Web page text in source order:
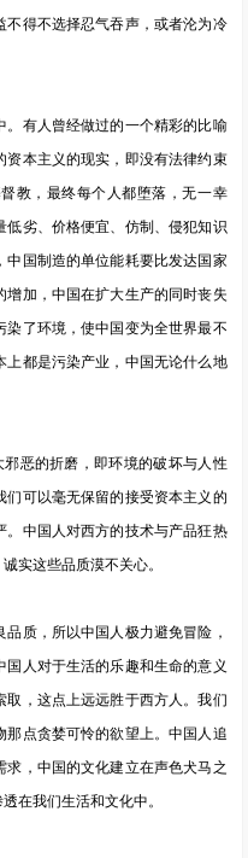
得不选择忍气吞声，或者沦为冷
有人曾经做过的一个精彩的比喻
本主义的现实，即没有法律约束
教，最终每个人都堕落，无一幸
劣、价格便宜、仿制、侵犯知识
国制造的单位能耗要比发达国家
增加，中国在扩大生产的同时丧失
了环境，使中国变为全世界最不
都是污染产业，中国无论什么地
恶的折磨，即环境的破坏与人性
可以毫无保留的接受资本主义的
中国人对西方的技术与产品狂热
实这些品质漠不关心。
质，所以中国人极力避免冒险，
人对于生活的乐趣和生命的意义
，这点上远远胜于西方人。我们
点贪婪可怜的欲望上。中国人追
，中国的文化建立在声色犬马之
在我们生活和文化中。